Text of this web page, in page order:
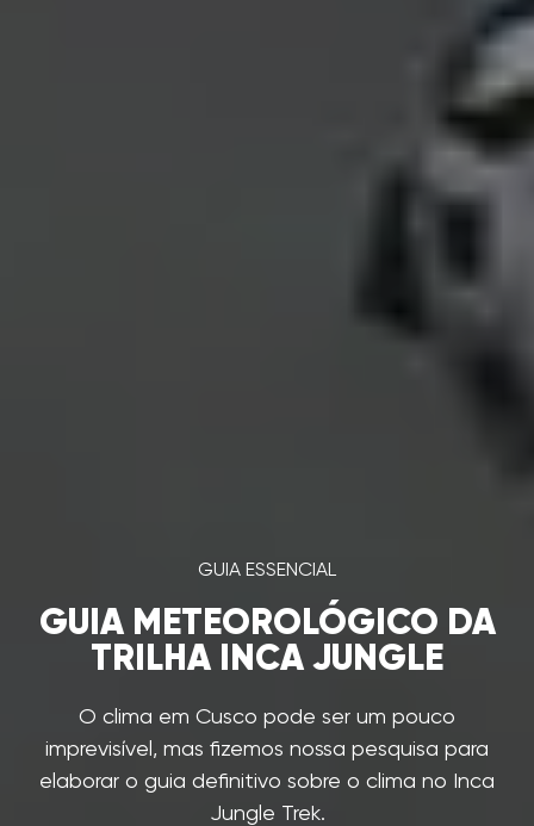
GUIA ESSENCIAL
GUIA METEOROLÓGICO DA
TRILHA INCA JUNGLE
O clima em Cusco pode ser um pouco
imprevisível, mas fizemos nossa pesquisa para
elaborar o guia definitivo sobre o clima no Inca
Jungle Trek.